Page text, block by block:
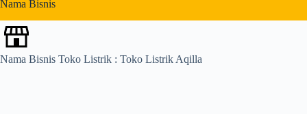
s
Nama Bisnis
Nama Bisnis Toko Listrik : Toko Listrik Aqilla